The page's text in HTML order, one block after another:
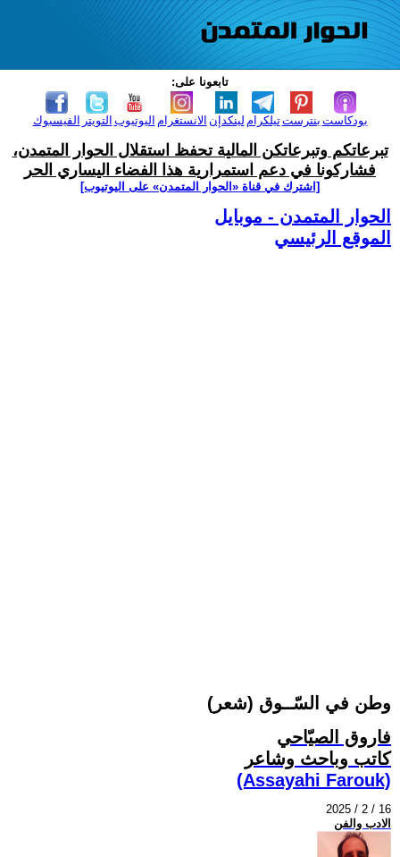
تابعونا على:
الفيسبوك التويتر اليوتيوب الانستغرام لينكدإن تيلكرامبنترست بودكاست
تبرعاتكم وتبرعاتكن المالية تحفظ استقلال الحوار المتمدن،
فشاركونا في دعم استمرارية هذا الفضاء اليساري الحر
[اشترك في قناة ‫«الحوار المتمدن» على اليوتيوب]
الحوار المتمدن - موبايل
الموقع الرئيسي
وطن في السّــوق (شعر)
فاروق الصيّاحي
كاتب وباحث وشاعر
(Assayahi Farouk)
2025 / 2 / 16
الادب والفن